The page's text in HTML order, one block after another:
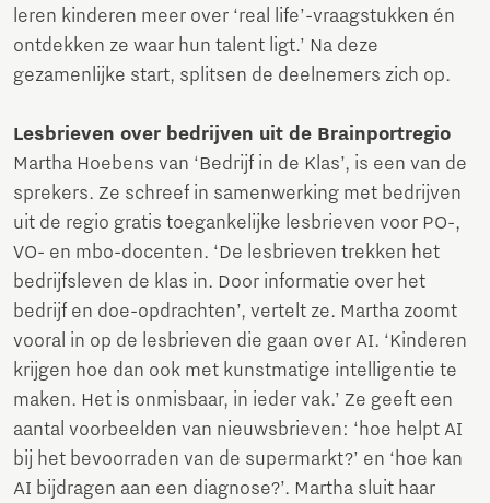
leren kinderen meer over ‘real life’-vraagstukken én
ontdekken ze waar hun talent ligt.’ Na deze
gezamenlijke start, splitsen de deelnemers zich op.
Lesbrieven over bedrijven uit de Brainportregio
Martha Hoebens van ‘Bedrijf in de Klas’, is een van de
sprekers. Ze schreef in samenwerking met bedrijven
uit de regio gratis toegankelijke lesbrieven voor PO-,
VO- en mbo-docenten. ‘De lesbrieven trekken het
bedrijfsleven de klas in. Door informatie over het
bedrijf en doe-opdrachten’, vertelt ze. Martha zoomt
vooral in op de lesbrieven die gaan over AI. ‘Kinderen
krijgen hoe dan ook met kunstmatige intelligentie te
maken. Het is onmisbaar, in ieder vak.’ Ze geeft een
aantal voorbeelden van nieuwsbrieven: ‘hoe helpt AI
bij het bevoorraden van de supermarkt?’ en ‘hoe kan
AI bijdragen aan een diagnose?’. Martha sluit haar